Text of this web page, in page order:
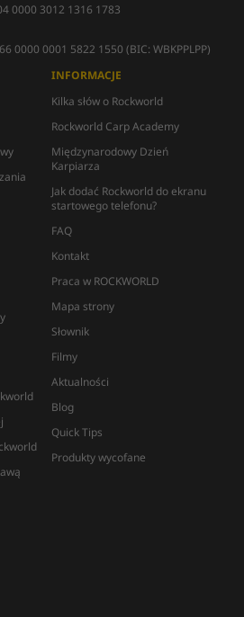
0000 3012 1316 1783
0000 0001 5822 1550 (BIC: WBKPPLPP)
INFORMACJE
Kilka słów o Rockworld
Rockworld Carp Academy
Międzynarodowy Dzień
Karpiarza
Jak dodać Rockworld do ekranu
startowego telefonu?
FAQ
Kontakt
Praca w ROCKWORLD
Mapa strony
Słownik
Filmy
Aktualności
Blog
Quick Tips
Produkty wycofane